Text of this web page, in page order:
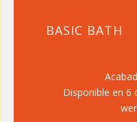
BASIC BATH
Disponible en 6